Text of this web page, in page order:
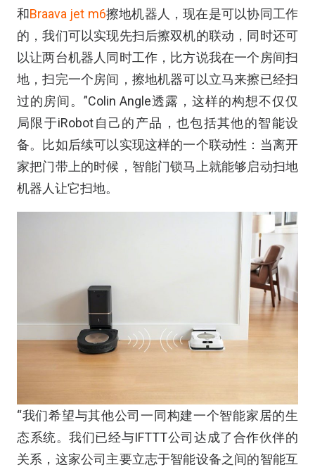
和Braava jet m6擦地机器人，现在是可以协同工作
的，我们可以实现先扫后擦双机的联动，同时还可
以让两台机器人同时工作，比方说我在一个房间扫
地，扫完一个房间，擦地机器可以立马来擦已经扫
过的房间。”Colin Angle透露，这样的构想不仅仅
局限于iRobot自己的产品，也包括其他的智能设
备。比如后续可以实现这样的一个联动性：当离开
家把门带上的时候，智能门锁马上就能够启动扫地
机器人让它扫地。
“我们希望与其他公司一同构建一个智能家居的生
态系统。我们已经与IFTTT公司达成了合作伙伴的
关系，这家公司主要立志于智能设备之间的智能互